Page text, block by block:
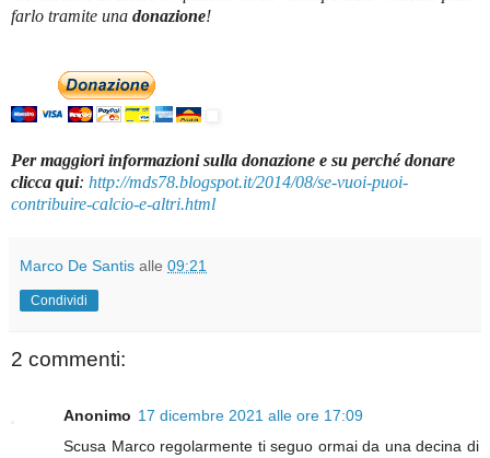
farlo tramite una donazione!
Per maggiori informazioni sulla donazione e su perché donare
clicca qui: http://mds78.blogspot.it/2014/08/se-vuoi-puoi-
contribuire-calcio-e-altri.html
Marco De Santis alle 09:21
Condividi
2 commenti:
Anonimo 17 dicembre 2021 alle ore 17:09
Scusa Marco regolarmente ti seguo ormai da una decina di